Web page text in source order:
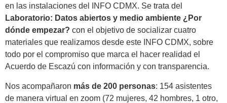
en las instalaciones del INFO CDMX. Se trata del
Laboratorio: Datos abiertos y medio ambiente ¿Por
dónde empezar? con el objetivo de socializar cuatro
materiales que realizamos desde este INFO CDMX, sobre
todo por el compromiso que marca el hacer realidad el
Acuerdo de Escazú con información y con transparencia.
Nos acompañaron más de 200 personas: 154 asistentes
de manera virtual en zoom (72 mujeres, 42 hombres, 1 otro,